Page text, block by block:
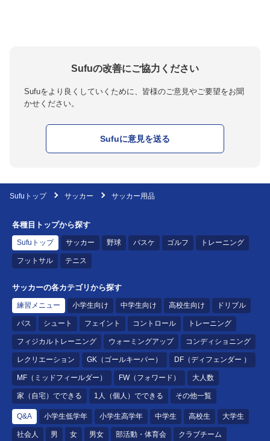
Sufuの改善にご協力ください
Sufuをより良くしていくために、皆様のご意見やご要望をお聞
かせください。
Sufuに意見を送る
Sufuトップ サッカー サッカー用品
各種目トップから探す
Sufuトップ サッカー 野球 バスケ ゴルフ トレーニング
フットサル テニス
サッカーの各カテゴリから探す
練習メニュー 小学生向け 中学生向け 高校生向け ドリブル
パス シュート フェイント コントロール トレーニング
フィジカルトレーニング ウォーミングアップ コンディショニング
レクリエーション GK（ゴールキーパー） DF（ディフェンダー ）
MF（ミッドフィールダー） FW（フォワード） 大人数
家（自宅）でできる 1人（個人）でできる その他一覧
Q&A 小学生低学年 小学生高学年 中学生 高校生 大学生
社会人 男 女 男女 部活動・体育会 クラブチーム